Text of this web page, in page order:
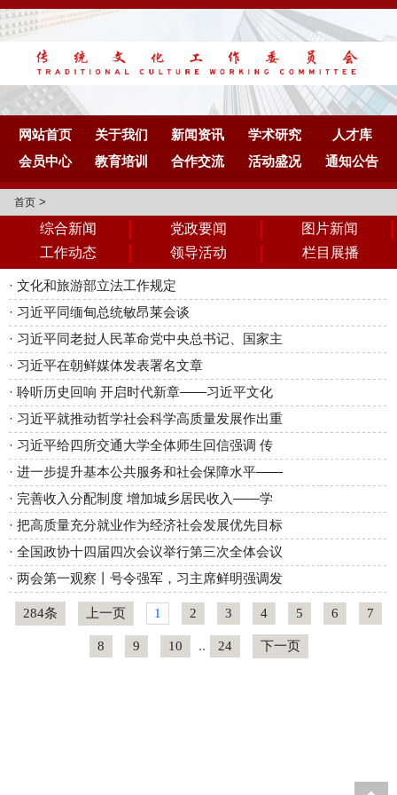
网站首页 关于我们 新闻资讯 学术研究
人才库
会员中心
教育培训 合作交流 活动盛况 通知公告
首页 >
综合新闻 党政要闻
图片新闻
工作动态
领导活动 栏目展播
· 文化和旅游部立法工作规定
· 习近平同缅甸总统敏昂莱会谈
· 习近平同老挝人民革命党中央总书记、国家主
· 习近平在朝鲜媒体发表署名文章
· 聆听历史回响 开启时代新章——习近平文化
· 习近平就推动哲学社会科学高质量发展作出重
· 习近平给四所交通大学全体师生回信强调 传
· 进一步提升基本公共服务和社会保障水平——
· 完善收入分配制度 增加城乡居民收入——学
· 把高质量充分就业作为经济社会发展优先目标
· 全国政协十四届四次会议举行第三次全体会议
· 两会第一观察丨号令强军，习主席鲜明强调发
284条 上一页 1 2 3 4 5 6 7
8 9 10 .. 24 下一页